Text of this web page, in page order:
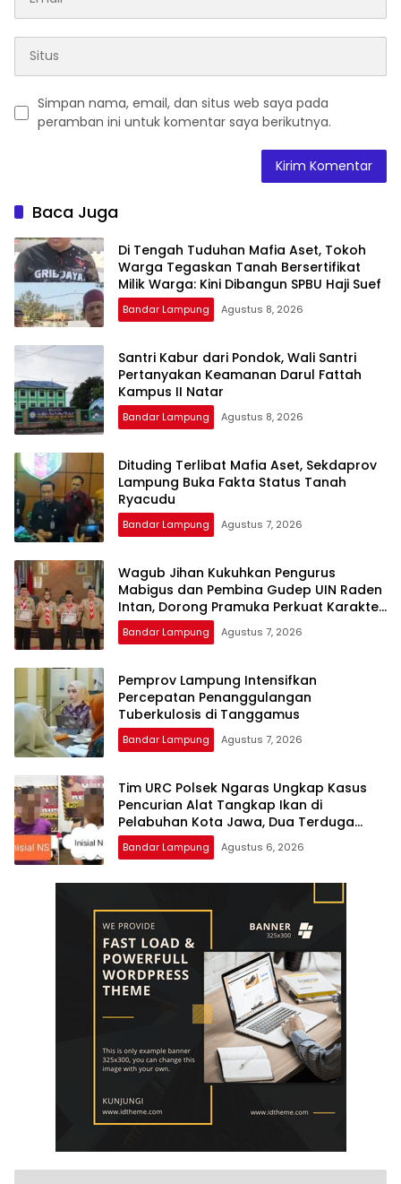
Simpan nama, email, dan situs web saya pada
peramban ini untuk komentar saya berikutnya.
Baca Juga
Di Tengah Tuduhan Mafia Aset, Tokoh
Warga Tegaskan Tanah Bersertifikat
Milik Warga: Kini Dibangun SPBU Haji Suef
Bandar Lampung Agustus 8, 2026
Santri Kabur dari Pondok, Wali Santri
Pertanyakan Keamanan Darul Fattah
Kampus II Natar
Bandar Lampung Agustus 8, 2026
Dituding Terlibat Mafia Aset, Sekdaprov
Lampung Buka Fakta Status Tanah
Ryacudu
Bandar Lampung Agustus 7, 2026
Wagub Jihan Kukuhkan Pengurus
Mabigus dan Pembina Gudep UIN Raden
Intan, Dorong Pramuka Perkuat Karakter
Generasi Muda
Bandar Lampung Agustus 7, 2026
Pemprov Lampung Intensifkan
Percepatan Penanggulangan
Tuberkulosis di Tanggamus
Bandar Lampung Agustus 7, 2026
Tim URC Polsek Ngaras Ungkap Kasus
Pencurian Alat Tangkap Ikan di
Pelabuhan Kota Jawa, Dua Terduga
Pelaku Diamankan.
Bandar Lampung Agustus 6, 2026